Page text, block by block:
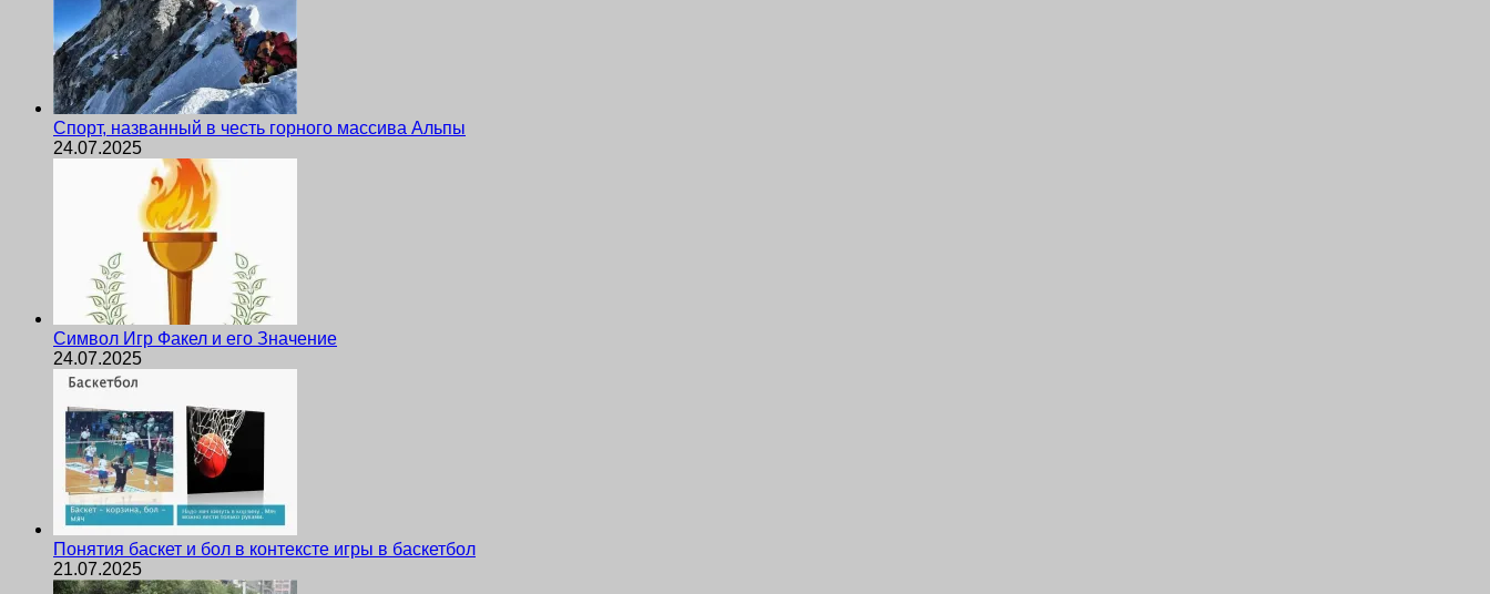
Спорт, названный в честь горного массива Альпы
24.07.2025
Символ Игр Факел и его Значение
24.07.2025
Понятия баскет и бол в контексте игры в баскетбол
21.07.2025